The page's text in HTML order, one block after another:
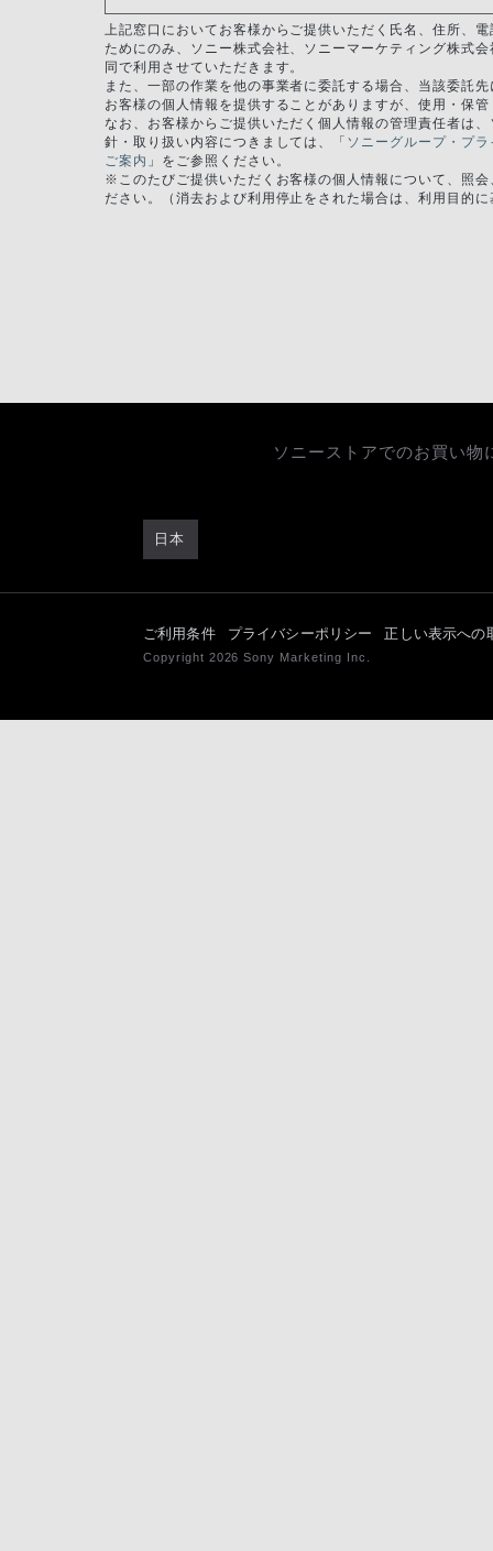
上記窓口においてお客様からご提供いただく氏名、住所、
ためにのみ、ソニー株式会社、ソニーマーケティング株式
同で利用させていただきます。
また、一部の作業を他の事業者に委託する場合、当該委託
お客様の個人情報を提供することがありますが、使用・保
なお、お客様からご提供いただく個人情報の管理責任者は
針・取り扱い内容につきましては、「 ソニーグループ・プ
ご案内 」をご参照ください。
※このたびご提供いただくお客様の個人情報について、照
ださい。（消去および利用停止をされた場合は、利用目的
ソニーストアでのお買い物
日本
ご利用条件 プライバシーポリシー 正しい表示への
Copyright 2026 Sony Marketing Inc.